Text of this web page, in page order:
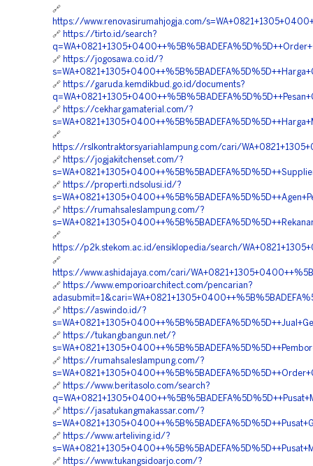
🔗
https://www.renovasirumahjogja.com/
🔗 https://tirto.id/search?
🔗 https://jogosawa.co.id/?
🔗 https://garuda.kemdikbud.go.id/documents?
🔗 https://cekhargamaterial.com/?
🔗
https://rslkontraktorsyariahlampung.com/cari/
🔗 https://jogjakitchenset.com/?
🔗 https://properti.ndsolusi.id/?
🔗 https://rumahsaleslampung.com/?
🔗
https://p2k.stekom.ac.id/ensiklopedia/search/
🔗
https://www.ashidajaya.com/cari/
🔗 https://www.emporioarchitect.com/pencarian?
🔗 https://aswindo.id/?
🔗 https://tukangbangun.net/?
🔗 https://rumahsaleslampung.com/?
🔗 https://www.beritasolo.com/search?
🔗 https://jasatukangmakassar.com/?
🔗 https://www.arteliving.id/?
🔗 https://www.tukangsidoarjo.com/?